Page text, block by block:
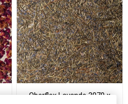
Oberflex Lavande 3070 x